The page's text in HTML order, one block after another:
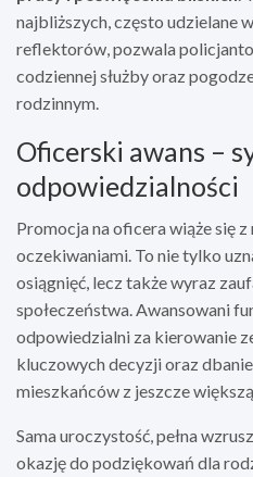
najbliższych, często udzielane
reflektorów, pozwala
codziennej służby oraz
rodzinnym.
Oficerski awans –
odpowiedzialności
Promocja na oficera wiąże się
oczekiwaniami. To nie tylko
osiągnięć, lecz także wyraz
społeczeństwa. Awansowani
odpowiedzialni za kierowanie
kluczowych decyzji oraz
mieszkańców z jeszcze
Sama uroczystość, pełna
okazję do podziękowań dla